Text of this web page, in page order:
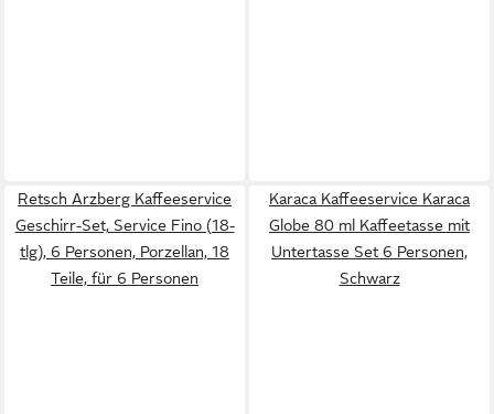
Retsch Arzberg Kaffeeservice
Geschirr-Set, Service Fino (18-
tlg), 6 Personen, Porzellan, 18
Teile, für 6 Personen
Karaca Kaffeeservice Karaca
Globe 80 ml Kaffeetasse mit
Untertasse Set 6 Personen,
Schwarz